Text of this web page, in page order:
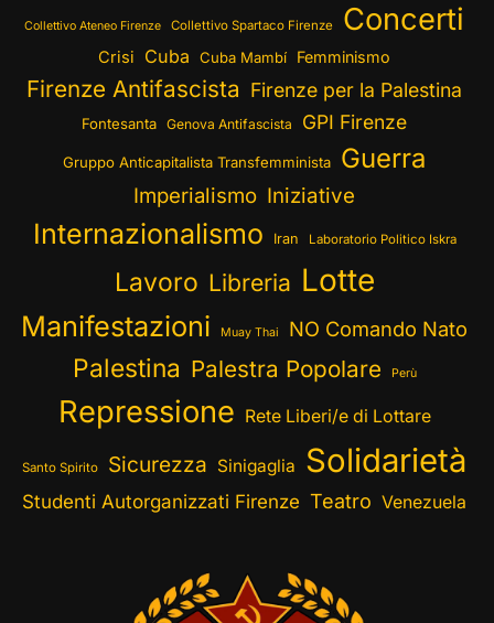
Collettivo Ateneo Firenze Collettivo Spartaco Firenze Concerti
Crisi Cuba Cuba Mambí Femminismo
Firenze Antifascista Firenze per la Palestina
Fontesanta Genova Antifascista GPI Firenze
Gruppo Anticapitalista Transfemminista Guerra
Imperialismo Iniziative
Internazionalismo Iran Laboratorio Politico Iskra
Lavoro Libreria Lotte
Manifestazioni Muay Thai NO Comando Nato
Palestina Palestra Popolare Perù
Repressione Rete Liberi/e di Lottare
Santo Spirito Sicurezza Sinigaglia Solidarietà
Studenti Autorganizzati Firenze Teatro Venezuela